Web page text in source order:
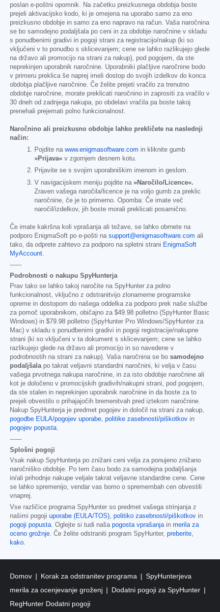
poslan e-poštni opomnik. Na začetku preizkusnega obdobja boste
prejeli aktivacijsko kodo, ki je omejena na uporabo samo za eno
preizkusno obdobje in samo za eno napravo na račun. Vaša naročnina
se bo samodejno podaljšala po ceni in za obdobje naročnine v skladu
s ponudbenimi gradivi in pogoji strani za registracijo/nakup (ki so
vključeni v to ponudbo s sklicevanjem; cene se lahko razlikujejo glede
na državo ali promocijo na strani za nakup), pod pogojem, da ste
neprekinjen uporabnik naročnine. Uporabniki plačljive naročnine bodo
v primeru preklica še naprej imeli dostop do svojih izdelkov do konca
obdobja plačljive naročnine. Če želite prejeti vračilo za trenutno
obdobje naročnine, morate preklicati naročnino in zaprositi za vračilo v
30 dneh od zadnjega nakupa, po obdelavi vračila pa boste takoj
prenehali prejemati polno funkcionalnost.
Naročnino ali preizkusno obdobje lahko prekličete na naslednji
način:
Pojdite na www.enigmasoftware.com in kliknite gumb
»Prijava« v zgornjem desnem kotu.
Prijavite se s svojim uporabniškim imenom in geslom.
V navigacijskem meniju pojdite na »Naročilo/Licence«.
Zraven vašega naročila/licence je na voljo gumb za preklic
naročnine, če je to primerno. Opomba: Če imate več
naročil/izdelkov, jih boste morali preklicati posamično.
Če imate kakršna koli vprašanja ali težave, se lahko obrnete na
podporo EnigmaSoft po e-pošti na support@enigmasoftware.com ali
tako, da odprete zahtevo za podporo na spletni strani EnigmaSoft
MyAccount
------
Podrobnosti o nakupu SpyHunterja
Prav tako se lahko takoj naročite na SpyHunter za polno
funkcionalnost, vključno z odstranitvijo zlonamerne programske
opreme in dostopom do našega oddelka za podporo prek naše službe
za pomoč uporabnikom, običajno za $49.98 polletno (SpyHunter Basic
Windows) in $79.98 polletno (SpyHunter Pro Windows/SpyHunter za
Mac) v skladu s ponudbenimi gradivi in pogoji registracije/nakupne
strani (ki so vključeni v ta dokument s sklicevanjem; cene se lahko
razlikujejo glede na državo ali promocijo in so navedene v
podrobnostih na strani za nakup). Vaša naročnina se bo samodejno
podaljšala po takrat veljavni standardni naročnini, ki velja v času
vašega prvotnega nakupa naročnine, in za isto obdobje naročnine ali
kot je določeno v promocijskih gradivih/nakupni strani, pod pogojem,
da ste stalen in neprekinjen uporabnik naročnine in da boste za to
prejeli obvestilo o prihajajočih bremenitvah pred iztekom naročnine.
Nakup SpyHunterja je predmet pogojev in določil na strani za nakup,
pogodbe EULA/pogojev uporabe politike zasebnosti/piškotkov in
pogojev popusta
------
Splošni pogoji
Vsak nakup SpyHunterja po znižani ceni velja za ponujeno znižano
naročniško obdobje. Po tem času bodo za samodejna podaljšanja
in/ali prihodnje nakupe veljale takrat veljavne standardne cene. Cene
se lahko spremenijo, vendar vas bomo o spremembah cen obvestili
vnaprej.
Vse različice programa SpyHunter so predmet vašega strinjanja z
našimi pogoji uporabe (EULA/TOS) politiko zasebnosti/piškotkov in
pogoji popusta . Oglejte si tudi naša pogosta vprašanja in merila za
oceno grožnje . Če želite odstraniti program SpyHunter, preberite,
kako
Domov Korak za odstranitev programa
SpyHunterjeva
merila za ocenjevanje groženj
Dodatni pogoji za SpyHunter
RegHunter Dodatni pogoji